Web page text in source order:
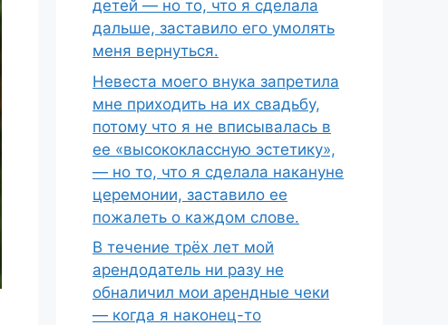
детей — но то, что я сделала
дальше, заставило его умолять
меня вернуться.
Невеста моего внука запретила
мне приходить на их свадьбу,
потому что я не вписывалась в
ее «высококлассную эстетику»,
— но то, что я сделала накануне
церемонии, заставило ее
пожалеть о каждом слове.
В течение трёх лет мой
арендодатель ни разу не
обналичил мои арендные чеки
— когда я наконец-то